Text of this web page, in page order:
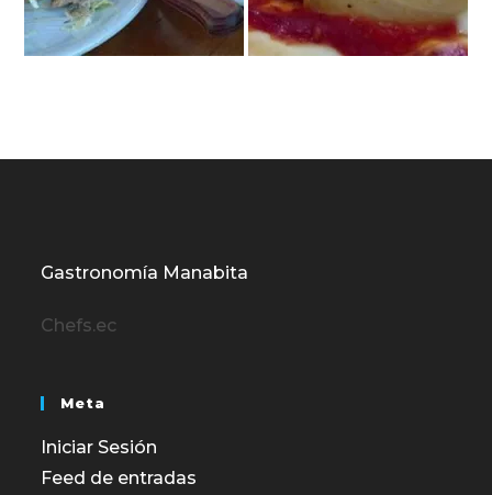
Gastronomía Manabita
Chefs.ec
Meta
Iniciar Sesión
Feed de entradas